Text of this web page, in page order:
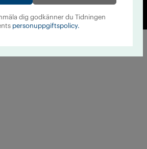
Personuppgiftspolicy
dig godkänner du Tidningen
personuppgiftspolicy.